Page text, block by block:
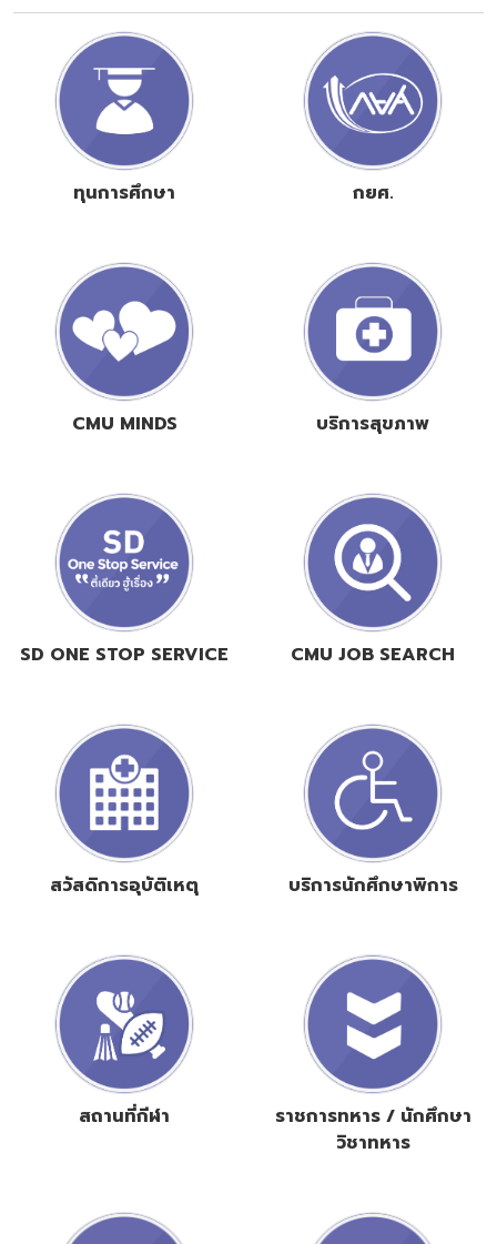
ทุนการศึกษา กยศ.
CMU MINDS บริการสุขภาพ
SD ONE STOP SERVICE CMU JOB SEARCH
สวัสดิการอุบัติเหตุ บริการนักศึกษาพิการ
สถานที่กีฬา
ราชการทหาร / นักศึกษา
วิชาทหาร